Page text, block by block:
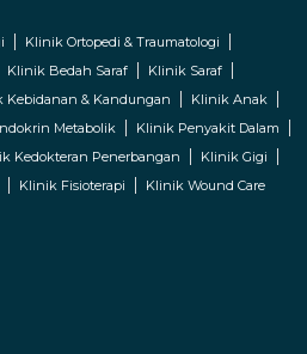
Klinik Ortopedi & Traumatologi
Klinik Bedah Saraf
Klinik Saraf
Kebidanan & Kandungan
Klinik Anak
Metabolik
Klinik Penyakit Dalam
Kedokteran Penerbangan
Klinik Gigi
Klinik Fisioterapi Klinik Wound Care